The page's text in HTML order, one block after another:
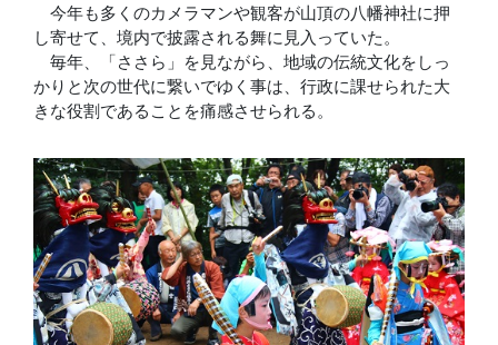
今年も多くのカメラマンや観客が山頂の八幡神社に押
し寄せて、境内で披露される舞に見入っていた。
毎年、「ささら」を見ながら、地域の伝統文化をしっ
かりと次の世代に繋いでゆく事は、行政に課せられた大
きな役割であることを痛感させられる。